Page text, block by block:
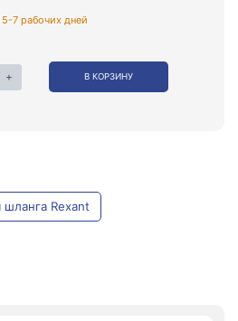
7 рабочих дней
+ В КОРЗИНУ
Rexant